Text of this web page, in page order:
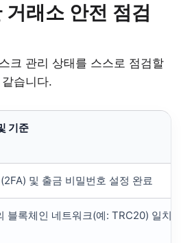
래소 안전 점검
크 관리 상태를 스스로 점검할
습니다.
기준
및 출금 비밀번호 설정 완료
블록체인 네트워크(예: TRC20) 일치